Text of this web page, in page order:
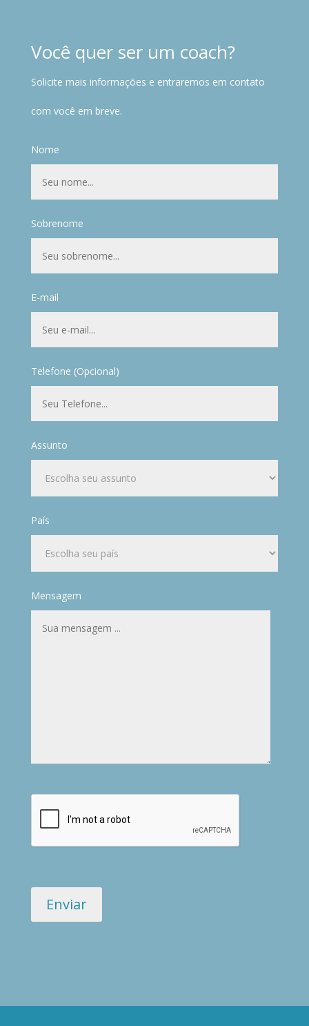
Você quer ser um coach?
Solicite mais informações e entraremos em contato
com você em breve.
Nome
Sobrenome
E-mail
Telefone (Opcional)
Assunto
País
Mensagem